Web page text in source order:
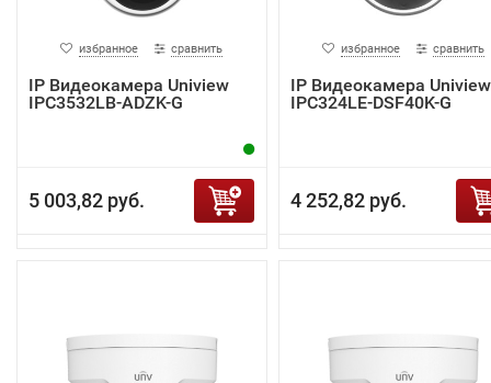
избранное сравнить
IP Видеокамера Uniview
IPC3532LB-ADZK-G
5 003,82 руб.
избранное сравнить
IP Видеокамера Uniview
IPC324LE-DSF40K-G
4 252,82 руб.